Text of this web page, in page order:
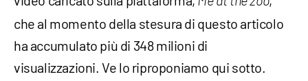
che al momento della stesura di questo articolo
ha accumulato più di 348 milioni di
visualizzazioni. Ve lo riproponiamo qui sotto.